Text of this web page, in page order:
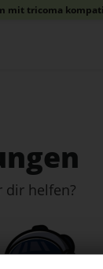
mit tricoma
dir helfen?